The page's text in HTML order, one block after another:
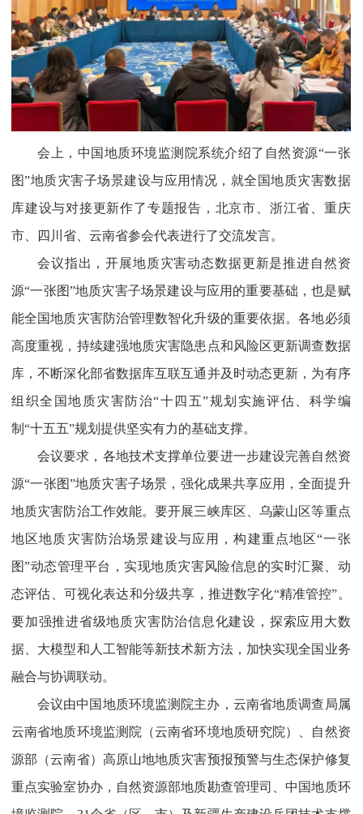
会上，中国地质环境监测院系统介绍了自然资源“一张
图”地质灾害子场景建设与应用情况，就全国地质灾害数据
库建设与对接更新作了专题报告，北京市、浙江省、重庆
市、四川省、云南省参会代表进行了交流发言。
会议指出，开展地质灾害动态数据更新是推进自然资
源“一张图”地质灾害子场景建设与应用的重要基础，也是赋
能全国地质灾害防治管理数智化升级的重要依据。各地必须
高度重视，持续建强地质灾害隐患点和风险区更新调查数据
库，不断深化部省数据库互联互通并及时动态更新，为有序
组织全国地质灾害防治“十四五”规划实施评估、科学编
制“十五五”规划提供坚实有力的基础支撑。
会议要求，各地技术支撑单位要进一步建设完善自然资
源“一张图”地质灾害子场景，强化成果共享应用，全面提升
地质灾害防治工作效能。要开展三峡库区、乌蒙山区等重点
地区地质灾害防治场景建设与应用，构建重点地区“一张
图”动态管理平台，实现地质灾害风险信息的实时汇聚、动
态评估、可视化表达和分级共享，推进数字化“精准管控”。
要加强推进省级地质灾害防治信息化建设，探索应用大数
据、大模型和人工智能等新技术新方法，加快实现全国业务
融合与协调联动。
会议由中国地质环境监测院主办，云南省地质调查局属
云南省地质环境监测院（云南省环境地质研究院）、自然资
源部（云南省）高原山地地质灾害预报预警与生态保护修复
重点实验室协办，自然资源部地质勘查管理司、中国地质环